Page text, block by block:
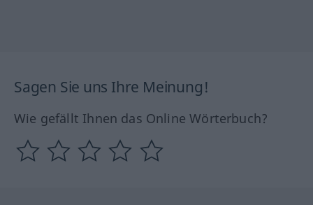
Sagen Sie uns Ihre Meinung!
Wie gefällt Ihnen das Online Wörterbuch?